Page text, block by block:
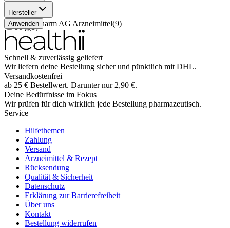
2)
20 g(4)
50 g(3)
Hersteller
Dermapharm AG Arzneimittel(9)
Anwenden
Schnell & zuverlässig geliefert
Wir liefern deine Bestellung sicher und pünktlich mit DHL.
Versandkostenfrei
ab 25 € Bestellwert. Darunter nur 2,90 €.
Deine Bedürfnisse im Fokus
Wir prüfen für dich wirklich jede Bestellung pharmazeutisch.
Service
Hilfethemen
Zahlung
Versand
Arzneimittel & Rezept
Rücksendung
Qualität & Sicherheit
Datenschutz
Erklärung zur Barrierefreiheit
Über uns
Kontakt
Bestellung widerrufen